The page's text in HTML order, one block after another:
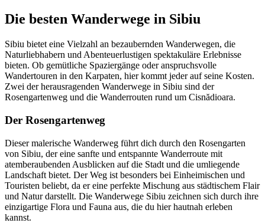
Die besten Wanderwege in Sibiu
Sibiu bietet eine Vielzahl an bezaubernden Wanderwegen, die
Naturliebhabern und Abenteuerlustigen spektakuläre Erlebnisse
bieten. Ob gemütliche Spaziergänge oder anspruchsvolle
Wandertouren in den Karpaten, hier kommt jeder auf seine Kosten.
Zwei der herausragenden Wanderwege in Sibiu sind der
Rosengartenweg und die Wanderrouten rund um Cisnădioara.
Der Rosengartenweg
Dieser malerische Wanderweg führt dich durch den Rosengarten
von Sibiu, der eine sanfte und entspannte Wanderroute mit
atemberaubenden Ausblicken auf die Stadt und die umliegende
Landschaft bietet. Der Weg ist besonders bei Einheimischen und
Touristen beliebt, da er eine perfekte Mischung aus städtischem Flair
und Natur darstellt. Die Wanderwege Sibiu zeichnen sich durch ihre
einzigartige Flora und Fauna aus, die du hier hautnah erleben
kannst.